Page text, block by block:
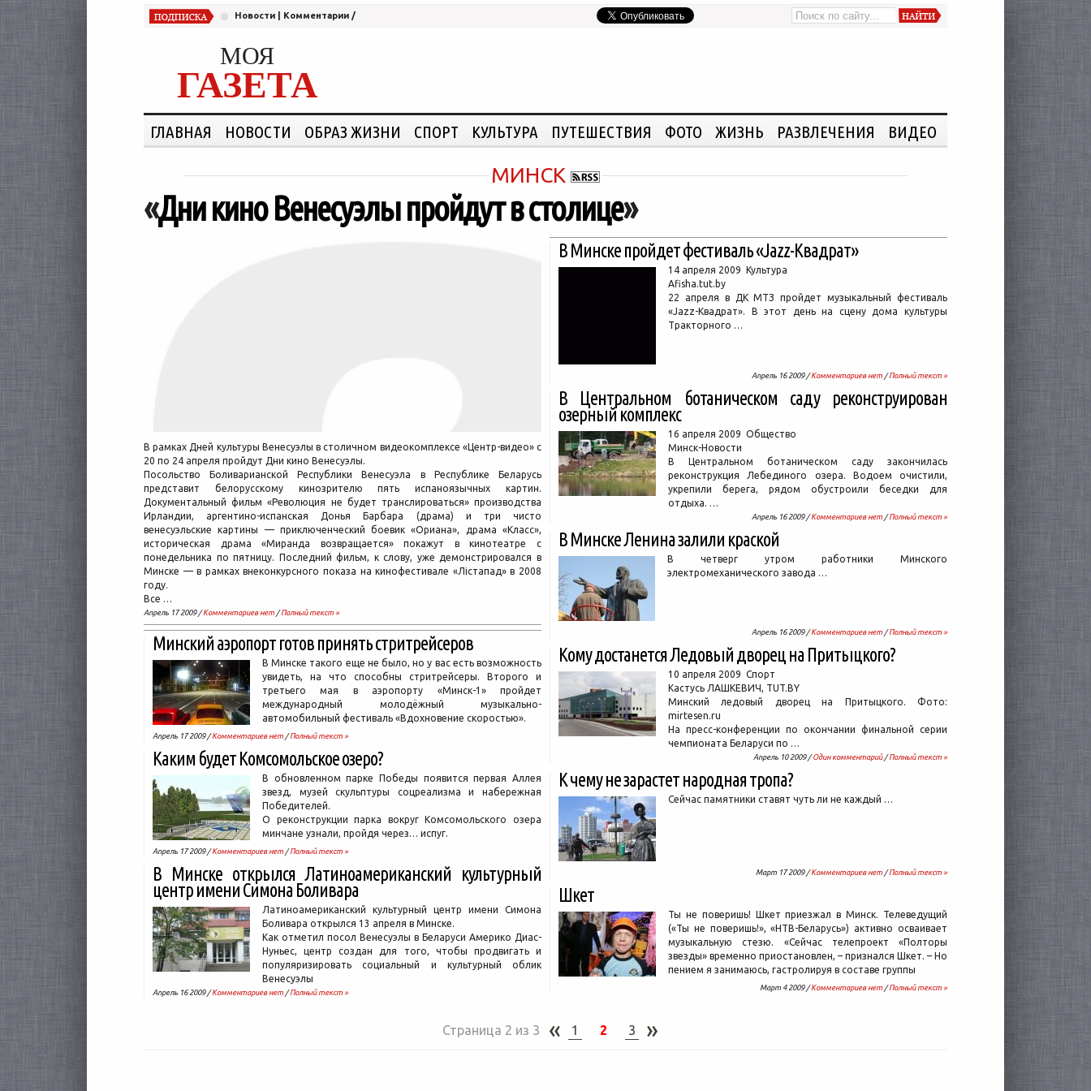
Новости Комментарии /
МОЯ
ГАЗЕТА
ГЛАВНАЯ НОВОСТИ ОБРАЗ ЖИЗНИ СПОРТ КУЛЬТУРА ПУТЕШЕСТВИЯ ФОТО ЖИЗНЬ РАЗВЛЕЧЕНИЯ ВИДЕО
МИНСК
«Дни кино Венесуэлы пройдут в столице»
В рамках Дней культуры Венесуэлы в столичном видеокомплексе «Центр-видео» с
20 по 24 апреля пройдут Дни кино Венесуэлы.
Посольство Боливарианской Республики Венесуэла в Республике Беларусь
представит белорусскому кинозрителю пять испаноязычных картин.
Документальный фильм «Революция не будет транслироваться» производства
Ирландии, аргентино-испанская Донья Барбара (драма) и три чисто
венесуэльские картины — приключенческий боевик «Ориана», драма «Класс»,
историческая драма «Миранда возвращается» покажут в кинотеатре с
понедельника по пятницу. Последний фильм, к слову, уже демонстрировался в
Минске — в рамках внеконкурсного показа на кинофестивале «Лістапад» в 2008
году.
Все …
Апрель 17 2009 /Комментариев нет /Полный текст »
Минский аэропорт готов принять стритрейсеров
В Минске такого еще не было, но у вас есть возможность
увидеть, на что способны стритрейсеры. Второго и
третьего мая в аэропорту «Минск-1» пройдет
международный молодёжный музыкально-
автомобильный фестиваль «Вдохновение скоростью».
Апрель 17 2009 /Комментариев нет /Полный текст »
Каким будет Комсомольское озеро?
В обновленном парке Победы появится первая Аллея
звезд, музей скульптуры соцреализма и набережная
Победителей.
О реконструкции парка вокруг Комсомольского озера
минчане узнали, пройдя через… испуг.
Апрель 17 2009 /Комментариев нет /Полный текст »
В Минске открылся Латиноамериканский культурный
центр имени Симона Боливара
Латиноамериканский культурный центр имени Симона
Боливара открылся 13 апреля в Минске.
Как отметил посол Венесуэлы в Беларуси Америко Диас-
Нуньес, центр создан для того, чтобы продвигать и
популяризировать социальный и культурный облик
Венесуэлы
Апрель 16 2009 /Комментариев нет /Полный текст »
В Минске пройдет фестиваль «Jazz-Квадрат»
14 апреля 2009 Культура
Afisha.tut.by
22 апреля в ДК МТЗ пройдет музыкальный фестиваль
«Jazz-Квадрат». В этот день на сцену дома культуры
Тракторного …
Апрель 16 2009 /Комментариев нет /Полный текст »
В Центральном ботаническом саду реконструирован
озерный комплекс
16 апреля 2009 Общество
Минск-Новости
В Центральном ботаническом саду закончилась
реконструкция Лебединого озера. Водоем очистили,
укрепили берега, рядом обустроили беседки для
отдыха. …
Апрель 16 2009 /Комментариев нет /Полный текст »
В Минске Ленина залили краской
В четверг утром работники Минского
электромеханического завода …
Апрель 16 2009 /Комментариев нет /Полный текст »
Кому достанется Ледовый дворец на Притыцкого?
10 апреля 2009 Спорт
Кастусь ЛАШКЕВИЧ, TUT.BY
Минский ледовый дворец на Притыцкого. Фото:
mirtesen.ru
На пресс-конференции по окончании финальной серии
чемпионата Беларуси по …
Апрель 10 2009 /Один комментарий/Полный текст »
К чему не зарастет народная тропа?
Сейчас памятники ставят чуть ли не каждый …
Март 17 2009 /Комментариев нет /Полный текст »
Шкет
Ты не поверишь! Шкет приезжал в Минск. Телеведущий
(«Ты не поверишь!», «НТВ-Беларусь») активно осваивает
музыкальную стезю. «Сейчас телепроект «Полторы
звезды» временно приостановлен, – признался Шкет. – Но
пением я занимаюсь, гастролируя в составе группы
Март 4 2009 /Комментариев нет /Полный текст »
Страница 2 из 3 « 1 2 3 »